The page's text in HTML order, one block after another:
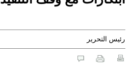
رئيس التحرير